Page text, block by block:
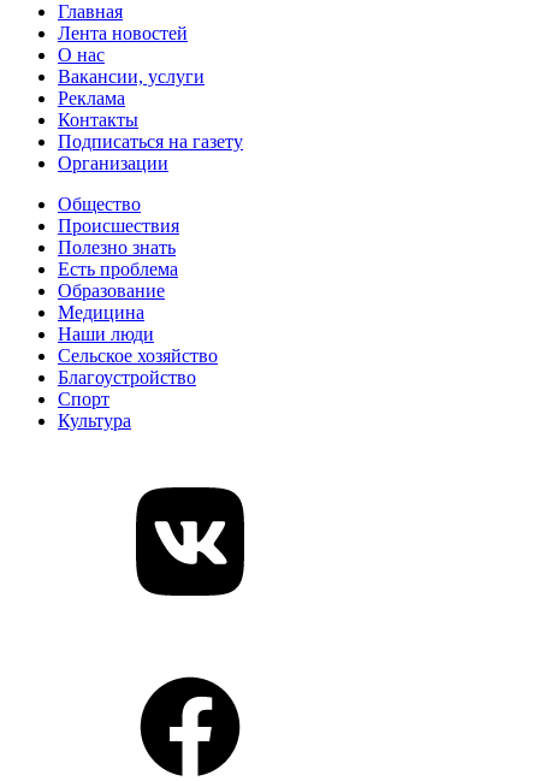
Главная
Лента новостей
О нас
Вакансии, услуги
Реклама
Контакты
Подписаться на газету
Организации
Общество
Происшествия
Полезно знать
Есть проблема
Образование
Медицина
Наши люди
Сельское хозяйство
Благоустройство
Спорт
Культура